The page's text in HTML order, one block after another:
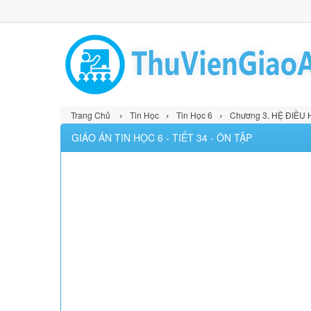
Trang Chủ › Tin Học › Tin Học 6 › Chương 3. HỆ ĐIỀU
GIÁO ÁN TIN HỌC 6 - TIẾT 34 - ÔN TẬP